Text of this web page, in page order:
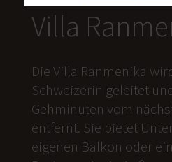
Villa
Die Villa Ranmenika
Schweizerin geleitet
Gehminuten vom
entfernt. Sie bietet
eigenen Balkon oder